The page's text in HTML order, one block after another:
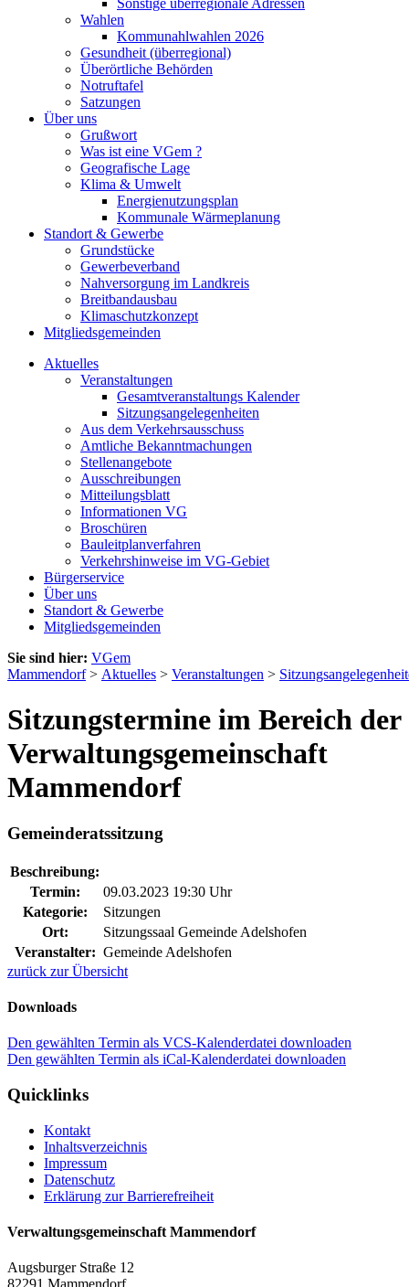
Sonstige überregionale Adressen
Wahlen
Kommunahlwahlen 2026
Gesundheit (überregional)
Überörtliche Behörden
Notruftafel
Satzungen
Über uns
Grußwort
Was ist eine VGem ?
Geografische Lage
Klima & Umwelt
Energienutzungsplan
Kommunale Wärmeplanung
Standort & Gewerbe
Grundstücke
Gewerbeverband
Nahversorgung im Landkreis
Breitbandausbau
Klimaschutzkonzept
Mitgliedsgemeinden
Aktuelles
Veranstaltungen
Gesamtveranstaltungs Kalender
Sitzungsangelegenheiten
Aus dem Verkehrsausschuss
Amtliche Bekanntmachungen
Stellenangebote
Ausschreibungen
Mitteilungsblatt
Informationen VG
Broschüren
Bauleitplanverfahren
Verkehrshinweise im VG-Gebiet
Bürgerservice
Über uns
Standort & Gewerbe
Mitgliedsgemeinden
Sie sind hier: VGem
Mammendorf> Aktuelles > Veranstaltungen >
Sitzungstermine im Bereich der
Verwaltungsgemeinschaft
Mammendorf
Gemeinderatssitzung
Beschreibung:
Termin:
09.03.2023 19:30 Uhr
Kategorie:
Sitzungen
Ort:
Sitzungssaal Gemeinde Adelshofen
Veranstalter: Gemeinde Adelshofen
zurück zur Übersicht
Downloads
Den gewählten Termin als VCS-Kalenderdatei downloaden
Den gewählten Termin als iCal-Kalenderdatei downloaden
Quicklinks
Kontakt
Inhaltsverzeichnis
Impressum
Datenschutz
Erklärung zur Barrierefreiheit
Verwaltungsgemeinschaft Mammendorf
Augsburger Straße 12